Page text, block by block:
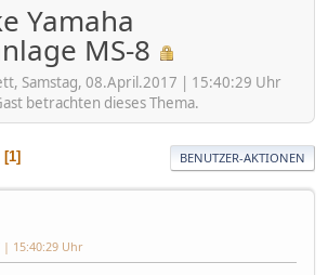
Yamaha
MS-8
Samstag, 08.April.2017 | 15:40:29 Uhr
betrachten dieses Thema.
1 BENUTZER-AKTIONEN
| 15:40:29 Uhr